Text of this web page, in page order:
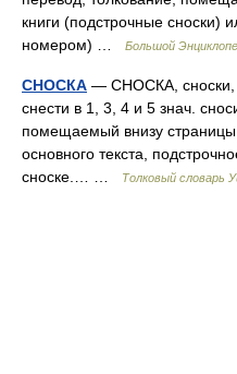
книги (подстрочные сноски)
номером) …
Большой
СНОСКА — СНОСКА, сноски,
снести в 1, 3, 4 и 5 знач.
помещаемый внизу
основного текста,
сноске.… …
Толковый словарь